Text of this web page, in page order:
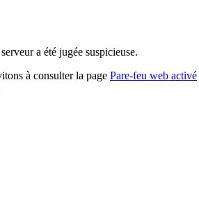
a été jugée suspicieuse.
à consulter la page Pare-feu web activé